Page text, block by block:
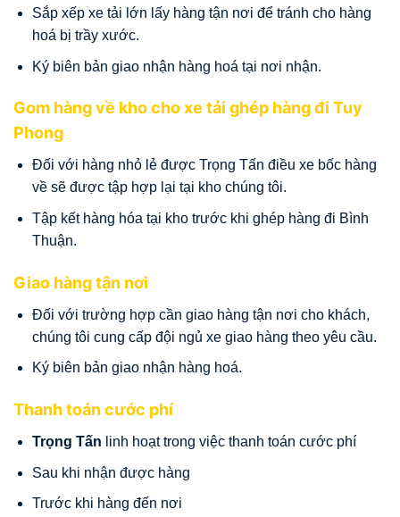
Sắp xếp xe tải lớn lấy hàng tận nơi để tránh cho hàng
hoá bị trầy xước.
Ký biên bản giao nhận hàng hoá tại nơi nhận.
Gom hàng về kho cho xe tải ghép hàng đi Tuy
Phong
Đối với hàng nhỏ lẻ được Trọng Tấn điều xe bốc hàng
về sẽ được tập hợp lại tại kho chúng tôi.
Tập kết hàng hóa tại kho trước khi ghép hàng đi Bình
Thuận.
Giao hàng tận nơi
Đối với trường hợp cần giao hàng tận nơi cho khách,
chúng tôi cung cấp đội ngủ xe giao hàng theo yêu cầu.
Ký biên bản giao nhận hàng hoá.
Thanh toán cước phí
Trọng Tấn linh hoạt trong việc thanh toán cước phí
Sau khi nhận được hàng
Trước khi hàng đến nơi